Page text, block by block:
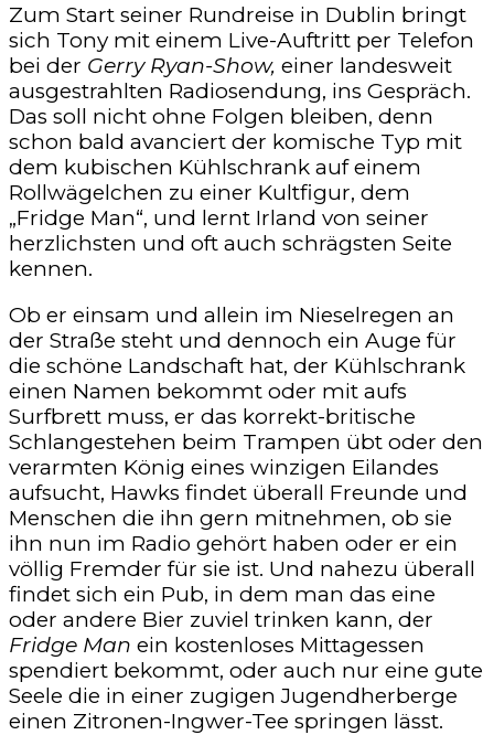
Zum Start seiner Rundreise in Dublin bringt
sich Tony mit einem Live-Auftritt per Telefon
bei der Gerry Ryan-Show, einer landesweit
ausgestrahlten Radiosendung, ins Gespräch.
Das soll nicht ohne Folgen bleiben, denn
schon bald avanciert der komische Typ mit
dem kubischen Kühlschrank auf einem
Rollwägelchen zu einer Kultfigur, dem
„Fridge Man“, und lernt Irland von seiner
herzlichsten und oft auch schrägsten Seite
kennen.
Ob er einsam und allein im Nieselregen an
der Straße steht und dennoch ein Auge für
die schöne Landschaft hat, der Kühlschrank
einen Namen bekommt oder mit aufs
Surfbrett muss, er das korrekt-britische
Schlangestehen beim Trampen übt oder den
verarmten König eines winzigen Eilandes
aufsucht, Hawks findet überall Freunde und
Menschen die ihn gern mitnehmen, ob sie
ihn nun im Radio gehört haben oder er ein
völlig Fremder für sie ist. Und nahezu überall
findet sich ein Pub, in dem man das eine
oder andere Bier zuviel trinken kann, der
Fridge Man ein kostenloses Mittagessen
spendiert bekommt, oder auch nur eine gute
Seele die in einer zugigen Jugendherberge
einen Zitronen-Ingwer-Tee springen lässt.